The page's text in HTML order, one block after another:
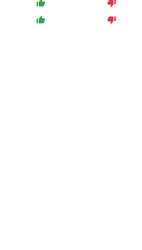
thumb_up thumb_down
thumb_up thumb_down